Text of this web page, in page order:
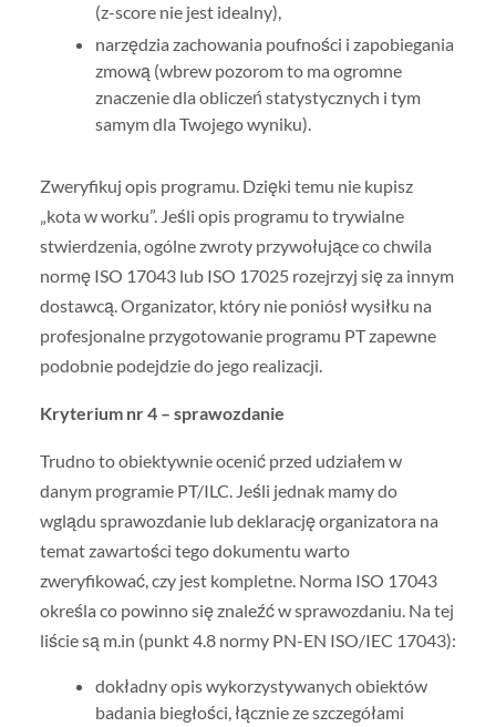
(z-score nie jest idealny),
narzędzia zachowania poufności i zapobiegania
zmową (wbrew pozorom to ma ogromne
znaczenie dla obliczeń statystycznych i tym
samym dla Twojego wyniku).
Zweryfikuj opis programu. Dzięki temu nie kupisz
„kota w worku”. Jeśli opis programu to trywialne
stwierdzenia, ogólne zwroty przywołujące co chwila
normę ISO 17043 lub ISO 17025 rozejrzyj się za innym
dostawcą. Organizator, który nie poniósł wysiłku na
profesjonalne przygotowanie programu PT zapewne
podobnie podejdzie do jego realizacji.
Kryterium nr 4 – sprawozdanie
Trudno to obiektywnie ocenić przed udziałem w
danym programie PT/ILC. Jeśli jednak mamy do
wglądu sprawozdanie lub deklarację organizatora na
temat zawartości tego dokumentu warto
zweryfikować, czy jest kompletne. Norma ISO 17043
określa co powinno się znaleźć w sprawozdaniu. Na tej
liście są m.in (punkt 4.8 normy PN-EN ISO/IEC 17043):
dokładny opis wykorzystywanych obiektów
badania biegłości, łącznie ze szczegółami